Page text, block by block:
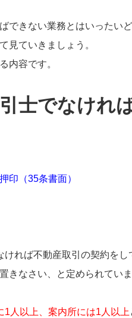
できない業務とはいったい
見ていきましょう。
内容です。
士でなけれ
印（35条書面）
ければ不動産取引の契約を
きなさい、と定められていま
1人以上、案内所には1人以上